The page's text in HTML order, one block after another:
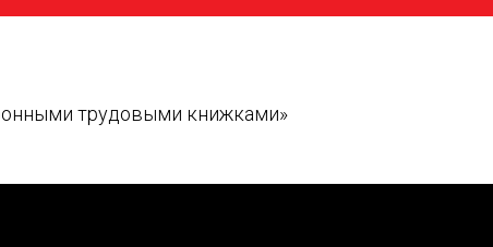
трудовыми книжками»